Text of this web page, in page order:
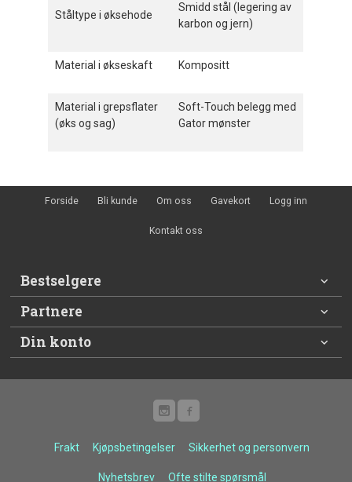
Ståltype i øksehode
Smidd stål (legering av
karbon og jern)
Material i økseskaft Kompositt
Material i grepsflater
(øks og sag)
Soft-Touch belegg med
Gator mønster
Forside Bli kunde Om oss Gavekort Logg inn
Kontakt oss
Bestselgere
Partnere
Din konto
Frakt Kjøpsbetingelser Sikkerhet og personvern
Nyhetsbrev Ofte stilte spørsmål